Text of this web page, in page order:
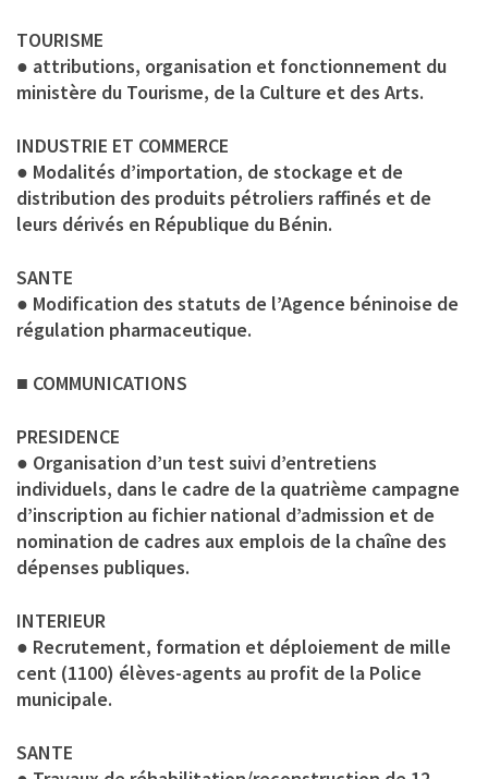
TOURISME
● attributions, organisation et fonctionnement du
ministère du Tourisme, de la Culture et des Arts.
INDUSTRIE ET COMMERCE
● Modalités d’importation, de stockage et de
distribution des produits pétroliers raffinés et de
leurs dérivés en République du Bénin.
SANTE
● Modification des statuts de l’Agence béninoise de
régulation pharmaceutique.
■ COMMUNICATIONS
PRESIDENCE
● Organisation d’un test suivi d’entretiens
individuels, dans le cadre de la quatrième campagne
d’inscription au fichier national d’admission et de
nomination de cadres aux emplois de la chaîne des
dépenses publiques.
INTERIEUR
● Recrutement, formation et déploiement de mille
cent (1100) élèves-agents au profit de la Police
municipale.
SANTE